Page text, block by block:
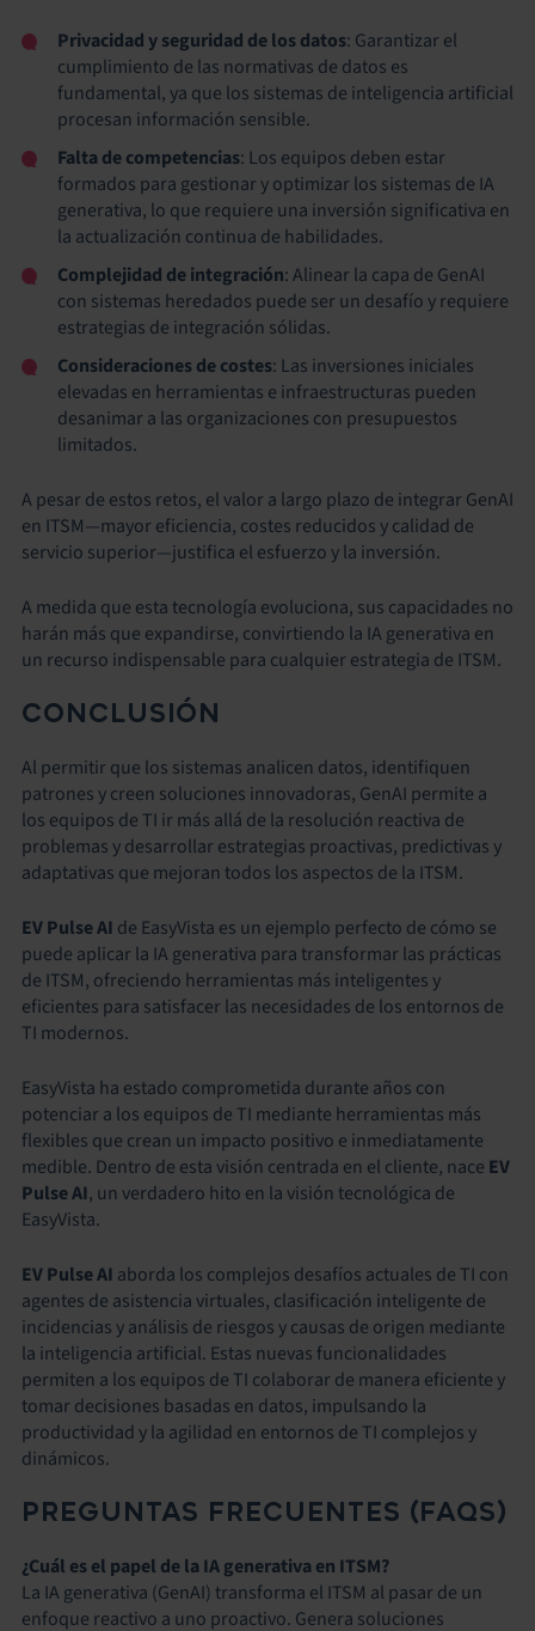
Privacidad y seguridad de los datos: Garantizar el
cumplimiento de las normativas de datos es
fundamental, ya que los sistemas de inteligencia artificial
procesan información sensible.
Falta de competencias: Los equipos deben estar
formados para gestionar y optimizar los sistemas de IA
generativa, lo que requiere una inversión significativa en
la actualización continua de habilidades.
Complejidad de integración: Alinear la capa de GenAI
con sistemas heredados puede ser un desafío y requiere
estrategias de integración sólidas.
Consideraciones de costes: Las inversiones iniciales
elevadas en herramientas e infraestructuras pueden
desanimar a las organizaciones con presupuestos
limitados.
A pesar de estos retos, el valor a largo plazo de integrar GenAI
en ITSM—mayor eficiencia, costes reducidos y calidad de
servicio superior—justifica el esfuerzo y la inversión.
A medida que esta tecnología evoluciona, sus capacidades no
harán más que expandirse, convirtiendo la IA generativa en
un recurso indispensable para cualquier estrategia de ITSM.
CONCLUSIÓN
Al permitir que los sistemas analicen datos, identifiquen
patrones y creen soluciones innovadoras, GenAI permite a
los equipos de TI ir más allá de la resolución reactiva de
problemas y desarrollar estrategias proactivas, predictivas y
adaptativas que mejoran todos los aspectos de la ITSM.
EV Pulse AI de EasyVista es un ejemplo perfecto de cómo se
puede aplicar la IA generativa para transformar las prácticas
de ITSM, ofreciendo herramientas más inteligentes y
eficientes para satisfacer las necesidades de los entornos de
TI modernos.
EasyVista ha estado comprometida durante años con
potenciar a los equipos de TI mediante herramientas más
flexibles que crean un impacto positivo e inmediatamente
medible. Dentro de esta visión centrada en el cliente, nace EV
Pulse AI, un verdadero hito en la visión tecnológica de
EasyVista.
EV Pulse AI aborda los complejos desafíos actuales de TI con
agentes de asistencia virtuales, clasificación inteligente de
incidencias y análisis de riesgos y causas de origen mediante
la inteligencia artificial. Estas nuevas funcionalidades
permiten a los equipos de TI colaborar de manera eficiente y
tomar decisiones basadas en datos, impulsando la
productividad y la agilidad en entornos de TI complejos y
dinámicos.
PREGUNTAS FRECUENTES (FAQS)
¿Cuál es el papel de la IA generativa en ITSM?
La IA generativa (GenAI) transforma el ITSM al pasar de un
enfoque reactivo a uno proactivo. Genera soluciones